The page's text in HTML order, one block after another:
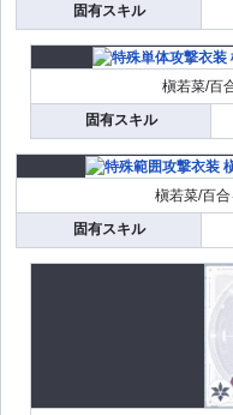
固有スキル
槇若菜/百
固有スキル
槇若菜/百
固有スキル